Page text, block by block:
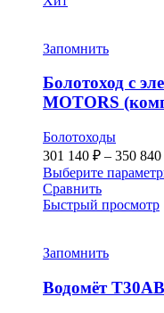
Запомнить
Болотоход с
MOTORS
Болотоходы
301 140 ₽ – 350 840
Выберите
Сравнить
Быстрый просмотр
Запомнить
Водомёт